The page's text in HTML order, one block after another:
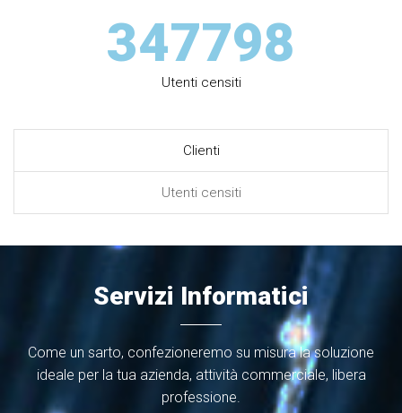
347798
Utenti censiti
Clienti
Utenti censiti
Servizi Informatici
Come un sarto, confezioneremo su misura la soluzione
ideale per la tua azienda, attività commerciale, libera
professione.